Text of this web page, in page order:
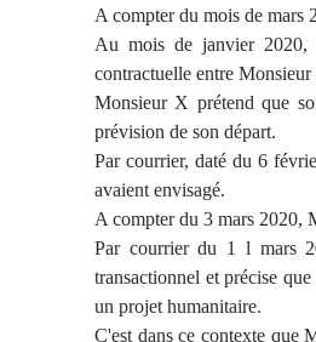
A compter du mois de mars
Au mois de janvier 2020,
contractuelle entre
Monsieur X prétend que
prévision de son départ.
Par courrier, daté du 6
avaient envisagé.
A compter du 3 mars 2020,
Par courrier du 1 l mars
transactionnel et précise
un projet humanitaire.
C'est dans ce contexte que